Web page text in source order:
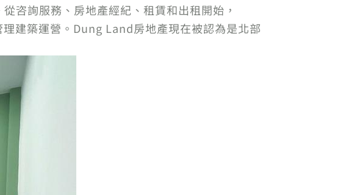
咨詢服務、房地產經紀、租賃和出租開始，
建築運營。Dung Land房地產現在被認為是北部